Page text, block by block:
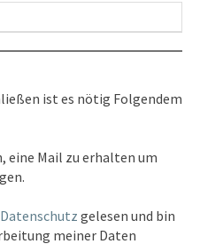
ist es nötig Folgendem
eine Mail zu erhalten um
Datenschutz gelesen und bin
meiner Daten